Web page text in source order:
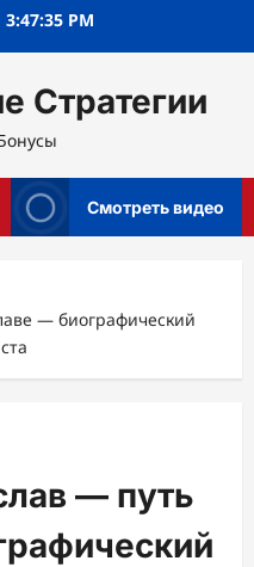
3:47:36 PM
Стратегии
Смотреть видео
— биографический
— путь